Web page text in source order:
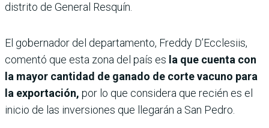
distrito de General Resquín.
El gobernador del departamento, Freddy D’Ecclesiis,
comentó que esta zona del país es la que cuenta con
la mayor cantidad de ganado de corte vacuno para
la exportación, por lo que considera que recién es el
inicio de las inversiones que llegarán a San Pedro.